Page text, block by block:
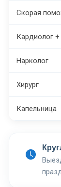
Скорая
Кардиолог
Нарколог
Хирург
Капельница